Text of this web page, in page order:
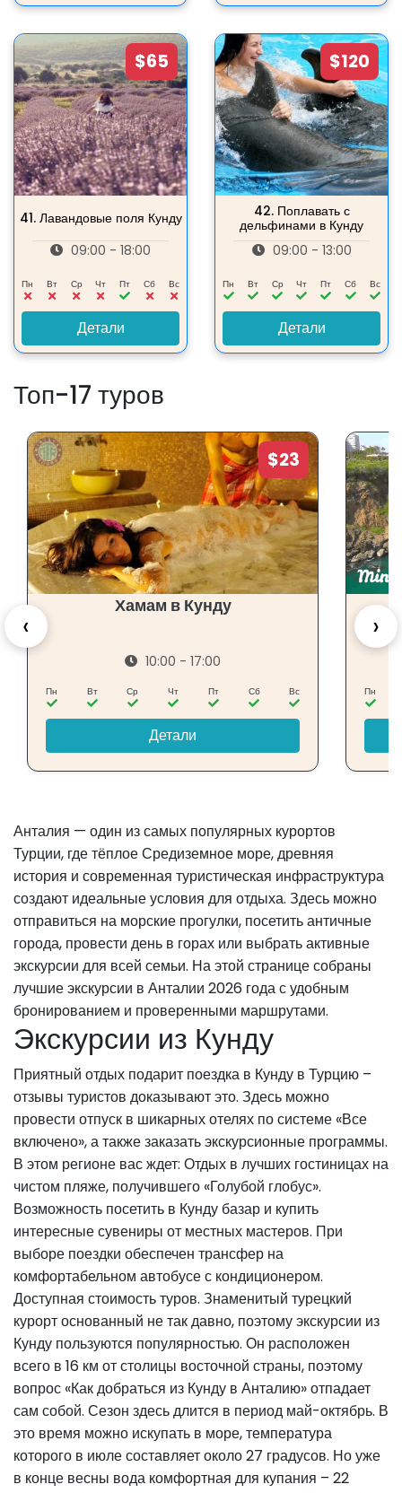
$65
41. Лавандовые поля Кунду
09:00 - 18:00
Пн Вт Ср Чт Пт Сб Вс
Детали
$120
42. Поплавать с
дельфинами в Кунду
09:00 - 13:00
Пн Вт Ср Чт Пт Сб Вс
Детали
Топ-17 туров
‹
$23
Хамам в Кунду
10:00 - 17:00
Пн Вт Ср Чт Пт Сб Вс
Детали
Пн
›
Анталия — один из самых популярных курортов
Турции, где тёплое Средиземное море, древняя
история и современная туристическая инфраструктура
создают идеальные условия для отдыха. Здесь можно
отправиться на морские прогулки, посетить античные
города, провести день в горах или выбрать активные
экскурсии для всей семьи. На этой странице собраны
лучшие экскурсии в Анталии 2026 года с удобным
бронированием и проверенными маршрутами.
Экскурсии из Кунду
Приятный отдых подарит поездка в Кунду в Турцию –
отзывы туристов доказывают это. Здесь можно
провести отпуск в шикарных отелях по системе «Все
включено», а также заказать экскурсионные программы.
В этом регионе вас ждет: Отдых в лучших гостиницах на
чистом пляже, получившего «Голубой глобус».
Возможность посетить в Кунду базар и купить
интересные сувениры от местных мастеров. При
выборе поездки обеспечен трансфер на
комфортабельном автобусе с кондиционером.
Доступная стоимость туров. Знаменитый турецкий
курорт основанный не так давно, поэтому экскурсии из
Кунду пользуются популярностью. Он расположен
всего в 16 км от столицы восточной страны, поэтому
вопрос «Как добраться из Кунду в Анталию» отпадает
сам собой. Сезон здесь длится в период май-октябрь. В
это время можно искупать в море, температура
которого в июле составляет около 27 градусов. Но уже
в конце весны вода комфортная для купания – 22